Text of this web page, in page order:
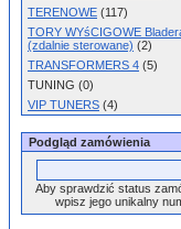
TERENOWE (117)
TORY WYśCIGOWE
(zdalnie sterowane) (2)
TRANSFORMERS 4 (5)
TUNING (0)
VIP TUNERS (4)
Podgląd zamówienia
Aby sprawdzić status
wpisz jego unikalny